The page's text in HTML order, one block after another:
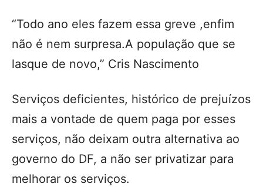
“Todo ano eles fazem essa greve ,enfim
não é nem surpresa.A população que se
lasque de novo,” Cris Nascimento
Serviços deficientes, histórico de prejuízos
mais a vontade de quem paga por esses
serviços, não deixam outra alternativa ao
governo do DF, a não ser privatizar para
melhorar os serviços.